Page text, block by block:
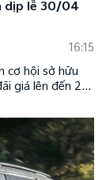
dịp lễ 30/04
16:15
cơ hội sở hữu
giá lên đến 20
áp dụng tùy